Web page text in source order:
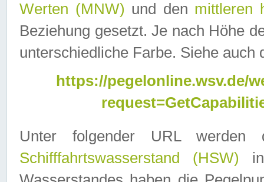
Werten (MNW) und den mittleren
Beziehung gesetzt. Je nach Höhe
unterschiedliche Farbe. Siehe auch
https://pegelonline.wsv.de/
Unter folgender URL
Schifffahrtswasserstand (HSW)